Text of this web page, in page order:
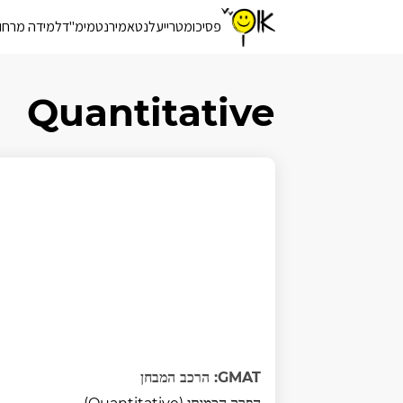
פסיכומטרייעלנטאמירנטמימ"דלמידה
Quantitative
GMAT: הרכב המבחן